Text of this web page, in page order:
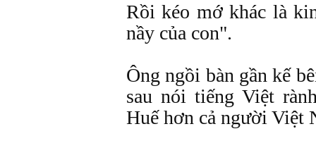
Rồi kéo mớ khác là
nầy của con".
Ông ngồi bàn gần kế
sau nói tiếng Việt
Huế hơn cả người Việt